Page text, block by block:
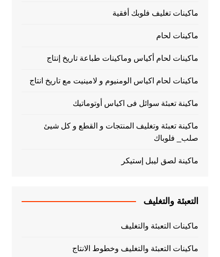
ماكينات تغليف فلوبك أفقية
ماكينات لحام
ماكينات لحام أكياس وماكينات طباعة تاريخ إنتاج
ماكينات لحام اكياس الومنيوم و لامينيت مع تاريخ انتاج
ماكينة تعبئة سوائل فى اكياس أوتوماتيك
ماكينة تعبئة وتغليف المنتجات و القطع و كل شيئ
صلب_ فلوباك
ماكينة لصق ليبل إستيكر
التعبئة والتغليف
ماكينات التعبئة والتغليف
ماكينات التعبئة والتغليف وخطوط الانتاج